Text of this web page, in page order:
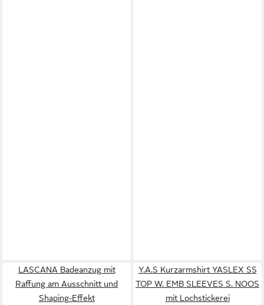
LASCANA Badeanzug mit
Raffung am Ausschnitt und
Shaping-Effekt
Y.A.S Kurzarmshirt YASLEX SS
TOP W. EMB SLEEVES S. NOOS
mit Lochstickerei